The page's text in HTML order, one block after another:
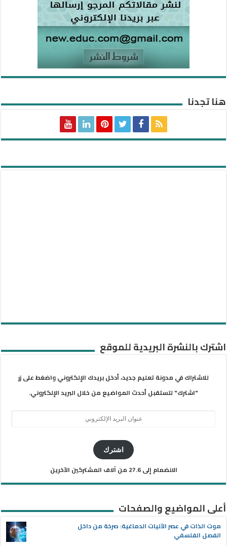
هنا تجدنا
اشترك بالنشرة البريدية للموقع
للاشتراك في مدونة تعليم جديد، أدخل بريدك الإلكتروني واضغط على زر
"اشترك" لتستقبل أحدث المواضيع من خلال البريد الإلكتروني.
اشترك
الانضمام إلى 27.6 من آلاف المشتركين الآخرين
أعلى المواضيع والصفحات
موت الذات في عصر الآليات الدماغية: صرخة من داخل
الفصل الفلسفي